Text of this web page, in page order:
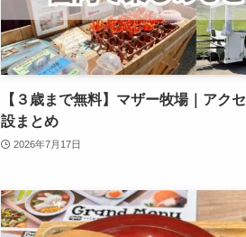
【３歳まで無料】マザー牧場｜アク
設まとめ
2026年7月17日